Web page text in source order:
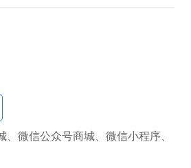
微信公众号商城、微信小程序、